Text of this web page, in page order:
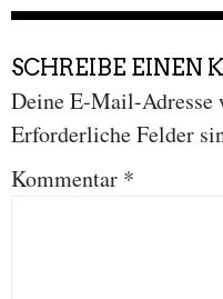
SCHREIBE EINEN
Deine E-Mail-
Erforderliche Felder
Kommentar *